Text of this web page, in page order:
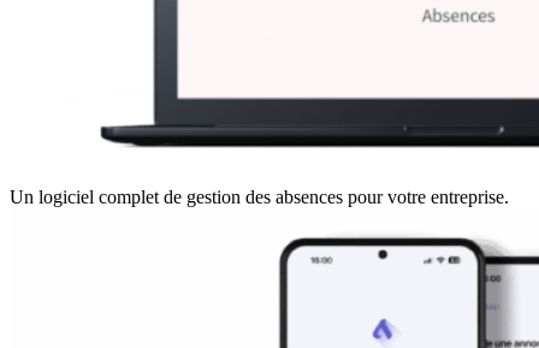
Un logiciel complet de gestion des absences pour votre entreprise.